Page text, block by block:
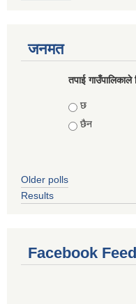
जनमत
तपाई
Choices
छ
छैन
Older polls
Results
Facebook Feed